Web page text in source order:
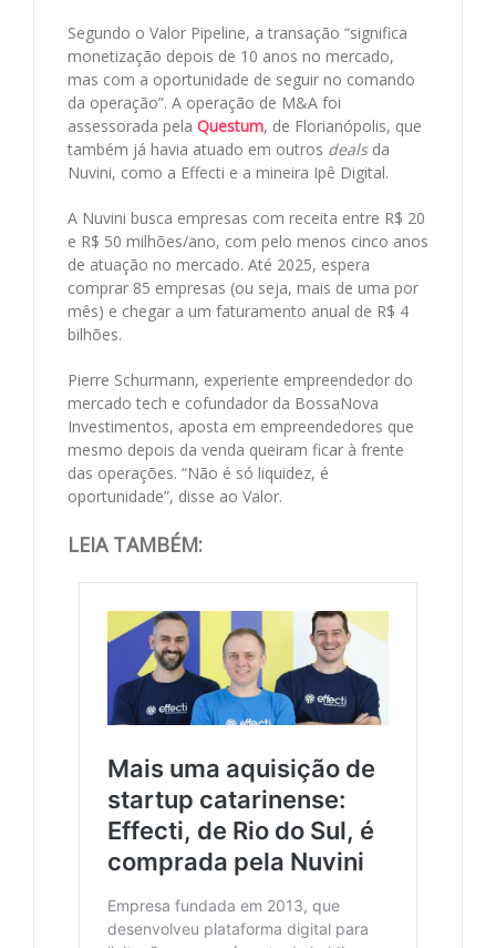
Segundo o Valor Pipeline, a transação “significa
monetização depois de 10 anos no mercado,
mas com a oportunidade de seguir no comando
da operação”. A operação de M&A foi
assessorada pela Questum, de Florianópolis, que
também já havia atuado em outros dealsda
Nuvini, como a Effecti e a mineira Ipê Digital.
A Nuvini busca empresas com receita entre R$ 20
e R$ 50 milhões/ano, com pelo menos cinco anos
de atuação no mercado. Até 2025, espera
comprar 85 empresas (ou seja, mais de uma por
mês) e chegar a um faturamento anual de R$ 4
bilhões.
Pierre Schurmann, experiente empreendedor do
mercado tech e cofundador da BossaNova
Investimentos, aposta em empreendedores que
mesmo depois da venda queiram ficar à frente
das operações. “Não é só liquidez, é
oportunidade”, disse ao Valor.
LEIA TAMBÉM: